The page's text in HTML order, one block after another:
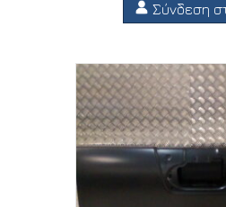
Σύνδεση